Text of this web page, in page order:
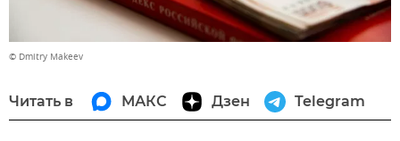
© Dmitry Makeev
Читать в МАКС Дзен Telegram